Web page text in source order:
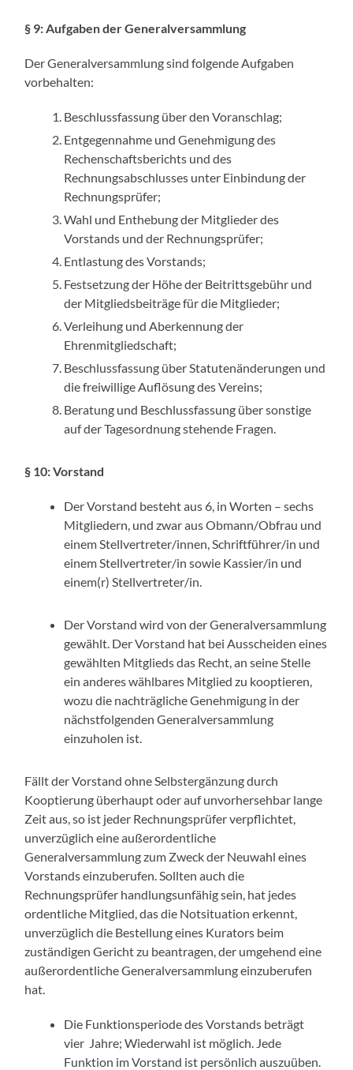
§ 9: Aufgaben der Generalversammlung
Der Generalversammlung sind folgende Aufgaben
vorbehalten:
Beschlussfassung über den Voranschlag;
Entgegennahme und Genehmigung des
Rechenschaftsberichts und des
Rechnungsabschlusses unter Einbindung der
Rechnungsprüfer;
Wahl und Enthebung der Mitglieder des
Vorstands und der Rechnungsprüfer;
Entlastung des Vorstands;
Festsetzung der Höhe der Beitrittsgebühr und
der Mitgliedsbeiträge für die Mitglieder;
Verleihung und Aberkennung der
Ehrenmitgliedschaft;
Beschlussfassung über Statutenänderungen und
die freiwillige Auflösung des Vereins;
Beratung und Beschlussfassung über sonstige
auf der Tagesordnung stehende Fragen.
§ 10: Vorstand
Der Vorstand besteht aus 6, in Worten – sechs
Mitgliedern, und zwar aus Obmann/Obfrau und
einem Stellvertreter/innen, Schriftführer/in und
einem Stellvertreter/in sowie Kassier/in und
einem(r) Stellvertreter/in.
Der Vorstand wird von der Generalversammlung
gewählt. Der Vorstand hat bei Ausscheiden eines
gewählten Mitglieds das Recht, an seine Stelle
ein anderes wählbares Mitglied zu kooptieren,
wozu die nachträgliche Genehmigung in der
nächstfolgenden Generalversammlung
einzuholen ist.
Fällt der Vorstand ohne Selbstergänzung durch
Kooptierung überhaupt oder auf unvorhersehbar lange
Zeit aus, so ist jeder Rechnungsprüfer verpflichtet,
unverzüglich eine außerordentliche
Generalversammlung zum Zweck der Neuwahl eines
Vorstands einzuberufen. Sollten auch die
Rechnungsprüfer handlungsunfähig sein, hat jedes
ordentliche Mitglied, das die Notsituation erkennt,
unverzüglich die Bestellung eines Kurators beim
zuständigen Gericht zu beantragen, der umgehend eine
außerordentliche Generalversammlung einzuberufen
hat.
Die Funktionsperiode des Vorstands beträgt
vier Jahre; Wiederwahl ist möglich. Jede
Funktion im Vorstand ist persönlich auszuüben.